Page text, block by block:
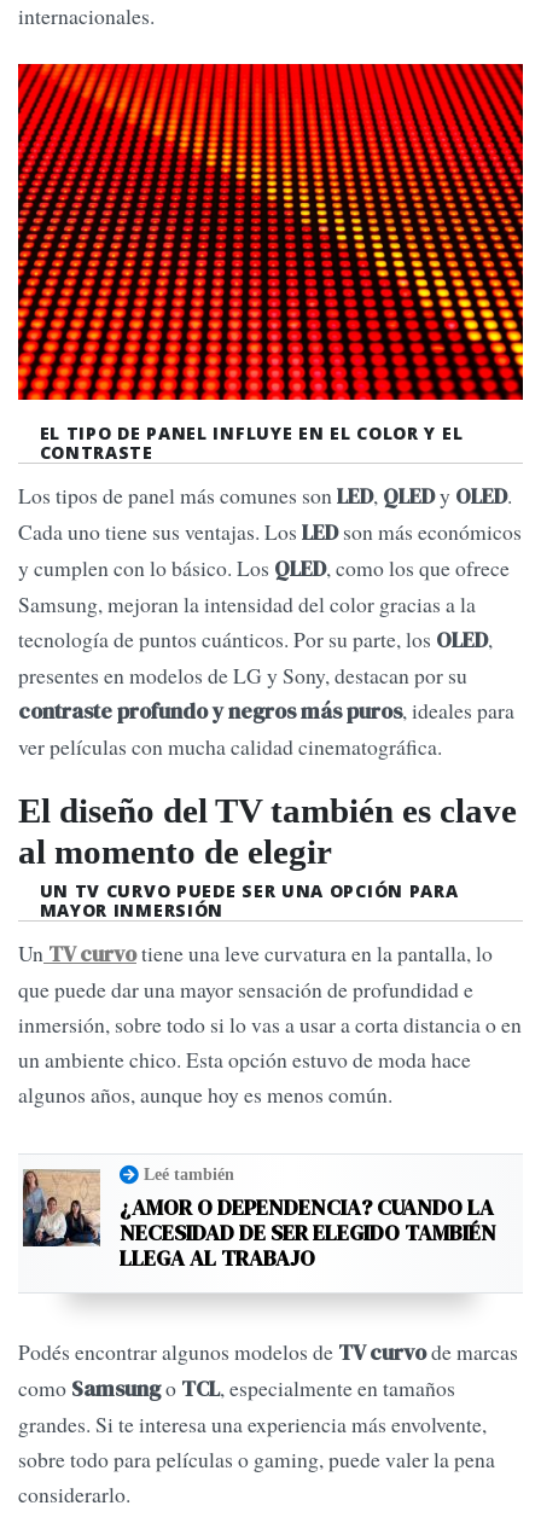
internacionales.
EL TIPO DE PANEL INFLUYE EN EL COLOR Y EL
CONTRASTE
Los tipos de panel más comunes sonLED, QLEDy OLED.
Cada uno tiene sus ventajas. Los LEDson más económicos
y cumplen con lo básico. Los QLED, como los que ofrece
Samsung, mejoran la intensidad del color gracias a la
tecnología de puntos cuánticos. Por su parte, los OLED,
presentes en modelos de LG y Sony, destacan por su
contraste profundo y negros más puros, ideales para
ver películas con mucha calidad cinematográfica.
El diseño del TV también es clave
al momento de elegir
UN TV CURVO PUEDE SER UNA OPCIÓN PARA
MAYOR INMERSIÓN
Un TV curvotiene una leve curvatura en la pantalla, lo
que puede dar una mayor sensación de profundidad e
inmersión, sobre todo si lo vas a usar a corta distancia o en
un ambiente chico. Esta opción estuvo de moda hace
algunos años, aunque hoy es menos común.
Leé también
¿AMOR O DEPENDENCIA? CUANDO LA
NECESIDAD DE SER ELEGIDO TAMBIÉN
LLEGA AL TRABAJO
Podés encontrar algunos modelos de TV curvode marcas
como Samsungo TCL, especialmente en tamaños
grandes. Si te interesa una experiencia más envolvente,
sobre todo para películas o gaming, puede valer la pena
considerarlo.